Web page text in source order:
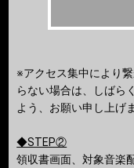
※アクセス集中により
らない場合は、しばら
よう、お願い申し上げ
◆STEP②
領収書画面、対象音楽